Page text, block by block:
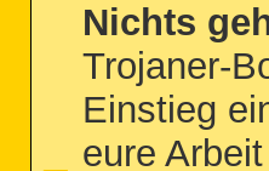
Nichts
Trojaner-
Einstieg
eure